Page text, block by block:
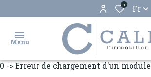
0 Fr
Menu
0 -> Erreur de chargement d'un module